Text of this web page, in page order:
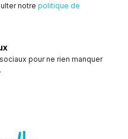
notre politique de
pour ne rien manquer